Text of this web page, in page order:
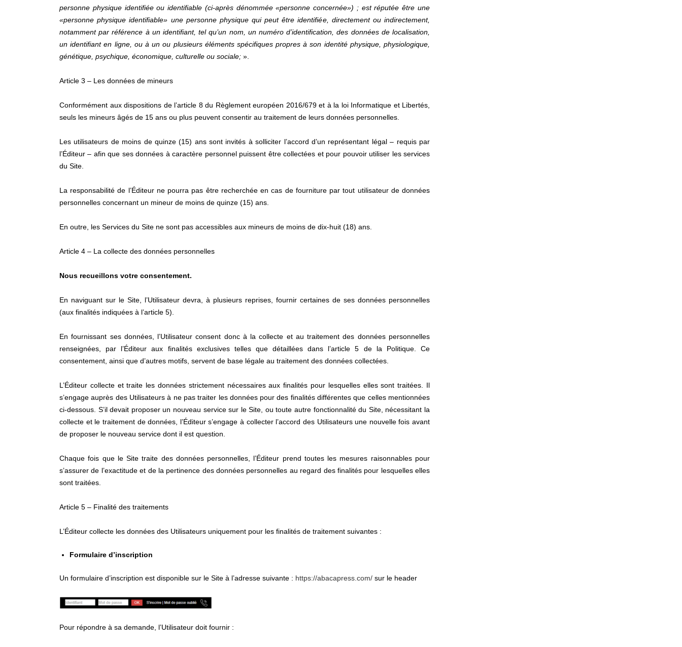
personne physique identifiée ou identifiable (ci-après dénommée «personne concernée») ; est réputée être une
«personne physique identifiable» une personne physique qui peut être identifiée, directement ou indirectement,
notamment par référence à un identifiant, tel qu’un nom, un numéro d’identification, des données de localisation,
un identifiant en ligne, ou à un ou plusieurs éléments spécifiques propres à son identité physique, physiologique,
génétique, psychique, économique, culturelle ou sociale; ».
Article 3 – Les données de mineurs
Conformément aux dispositions de l’article 8 du Règlement européen 2016/679 et à la loi Informatique et Libertés,
seuls les mineurs âgés de 15 ans ou plus peuvent consentir au traitement de leurs données personnelles.
Les utilisateurs de moins de quinze (15) ans sont invités à solliciter l’accord d’un représentant légal – requis par
l’Éditeur – afin que ses données à caractère personnel puissent être collectées et pour pouvoir utiliser les services
du Site.
La responsabilité de l’Éditeur ne pourra pas être recherchée en cas de fourniture par tout utilisateur de données
personnelles concernant un mineur de moins de quinze (15) ans.
En outre, les Services du Site ne sont pas accessibles aux mineurs de moins de dix-huit (18) ans.
Article 4 – La collecte des données personnelles
Nous recueillons votre consentement.
En naviguant sur le Site, l’Utilisateur devra, à plusieurs reprises, fournir certaines de ses données personnelles
(aux finalités indiquées à l’article 5).
En fournissant ses données, l’Utilisateur consent donc à la collecte et au traitement des données personnelles
renseignées, par l’Éditeur aux finalités exclusives telles que détaillées dans l’article 5 de la Politique. Ce
consentement, ainsi que d’autres motifs, servent de base légale au traitement des données collectées.
L’Éditeur collecte et traite les données strictement nécessaires aux finalités pour lesquelles elles sont traitées. Il
s’engage auprès des Utilisateurs à ne pas traiter les données pour des finalités différentes que celles mentionnées
ci-dessous. S’il devait proposer un nouveau service sur le Site, ou toute autre fonctionnalité du Site, nécessitant la
collecte et le traitement de données, l’Éditeur s’engage à collecter l’accord des Utilisateurs une nouvelle fois avant
de proposer le nouveau service dont il est question.
Chaque fois que le Site traite des données personnelles, l’Éditeur prend toutes les mesures raisonnables pour
s’assurer de l’exactitude et de la pertinence des données personnelles au regard des finalités pour lesquelles elles
sont traitées.
Article 5 – Finalité des traitements
L’Éditeur collecte les données des Utilisateurs uniquement pour les finalités de traitement suivantes :
Formulaire d’inscription
Un formulaire d’inscription est disponible sur le Site à l’adresse suivante : https://abacapress.com/ sur le header
Pour répondre à sa demande, l’Utilisateur doit fournir :